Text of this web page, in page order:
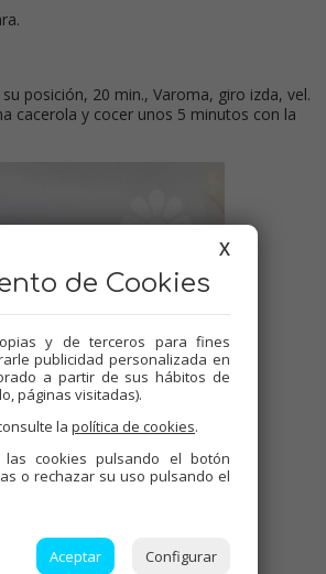
posición, 20 min., Varoma, giro izda, vel.
cacerola y cocer unos 5 minutos con la
X
de Cookies
y de terceros para fines
publicidad personalizada en
a partir de sus hábitos de
páginas visitadas).
la política de cookies.
cookies pulsando el botón
o rechazar su uso pulsando el
Aceptar Configurar